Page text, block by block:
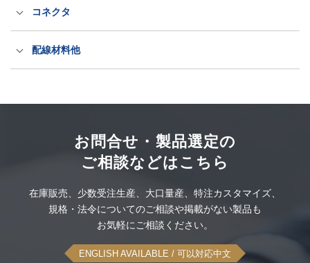
LED電源・防水アダプター
抜け防止電源ケーブル（ロック式）
このカテゴリーをすべて表示
産業規格タッチパネルPC
UPS無停電電源装置
可搬型蓄電システム
このカテゴリーをすべて表示
コネクタ
出力プラグ・コネクタ
このカテゴリーをすべて表示
配線材料他
感染対策品
このカテゴリーをすべて表示
お問合せ・製品選定の
ご相談などはこちら
在庫販売、 少数受注生産、 大口量産、 特注カスタマイズ、
規格・法令についてのご相談や掲載がない製品も
お気軽にご相談ください。
ENGLISH AVAILABLE / 可以対応中文